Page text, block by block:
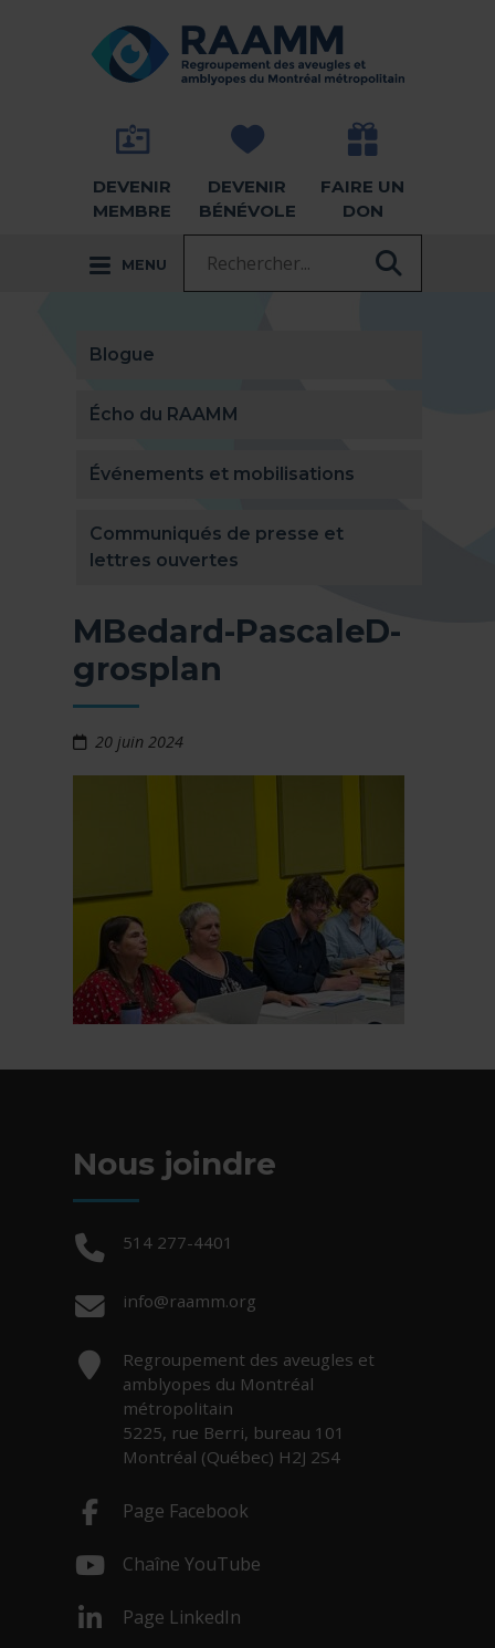
RETOUR À LA PAGE D'ACCUEIL -
DEVENIR
MEMBRE
DEVENIR
BÉNÉVOLE
FAIRE UN
DON
MENU
Blogue
Écho du RAAMM
Événements et mobilisations
Communiqués de presse et
lettres ouvertes
MBedard-PascaleD-
grosplan
20 juin 2024
Nous joindre
Téléphone :
514 277-4401
Courriel :
info@raamm.org
Adresse :
Regroupement des aveugles et
amblyopes du Montréal
métropolitain
5225, rue Berri, bureau 101
Montréal (Québec) H2J 2S4
Page Facebook
Chaîne YouTube
Page LinkedIn